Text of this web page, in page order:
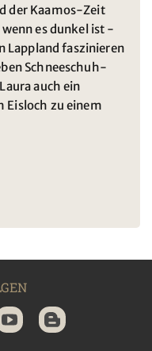
der Kaamos-Zeit
es dunkel ist -
Lappland faszinieren
Schneeschuh-
auch ein
Eisloch zu einem